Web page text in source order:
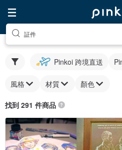
証件
Pinkoi 跨境直送
風格 材質 顏色
找到 291 件商品